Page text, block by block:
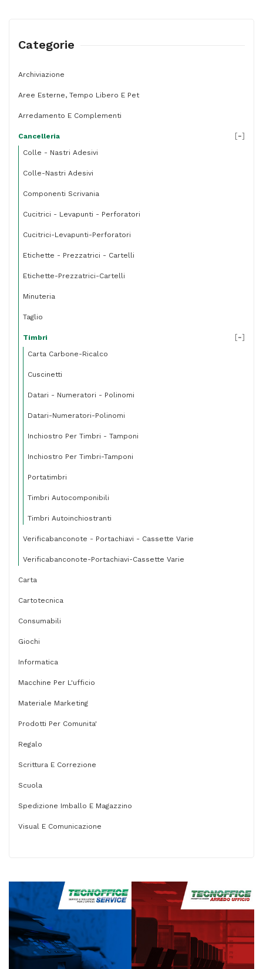
Categorie
Archiviazione
Aree Esterne, Tempo Libero E Pet
Arredamento E Complementi
Cancelleria
Colle - Nastri Adesivi
Colle-Nastri Adesivi
Componenti Scrivania
Cucitrici - Levapunti - Perforatori
Cucitrici-Levapunti-Perforatori
Etichette - Prezzatrici - Cartelli
Etichette-Prezzatrici-Cartelli
Minuteria
Taglio
Timbri
Carta Carbone-Ricalco
Cuscinetti
Datari - Numeratori - Polinomi
Datari-Numeratori-Polinomi
Inchiostro Per Timbri - Tamponi
Inchiostro Per Timbri-Tamponi
Portatimbri
Timbri Autocomponibili
Timbri Autoinchiostranti
[-]
Verificabanconote - Portachiavi - Cassette Varie
Verificabanconote-Portachiavi-Cassette Varie
[-]
Carta
Cartotecnica
Consumabili
Giochi
Informatica
Macchine Per L'ufficio
Materiale Marketing
Prodotti Per Comunita'
Regalo
Scrittura E Correzione
Scuola
Spedizione Imballo E Magazzino
Visual E Comunicazione